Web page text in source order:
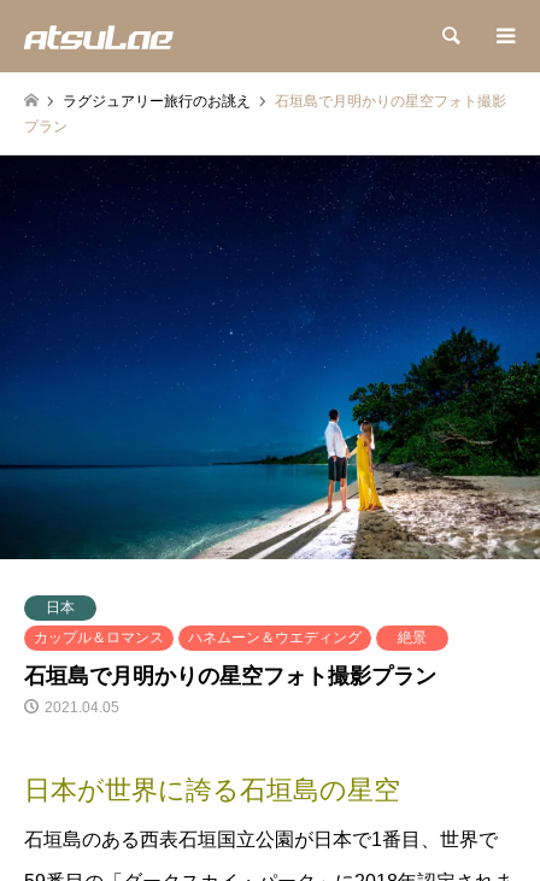
検索
ラグジュアリー旅行のお誂え
石垣島で月明かりの星空フォト撮影
プラン
日本
カップル＆ロマンス
ハネムーン＆ウエディング 絶景
石垣島で月明かりの星空フォト撮影プラン
2021.04.05
日本が世界に誇る石垣島の星空
石垣島のある西表石垣国立公園が日本で1番目、世界で